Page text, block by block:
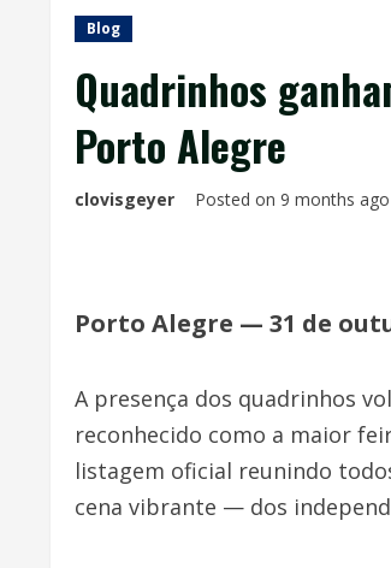
Blog
Quadrinhos
Porto Alegre
clovisgeyer Posted on 9 months ago
Porto Alegre — 31 de
A presença dos quadrinhos
reconhecido como a maior
listagem oficial reunindo
cena vibrante — dos